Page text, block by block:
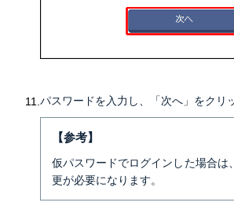
パスワードを入力し、「次へ」をクリ
【参考】
仮パスワードでログインした場合は
更が必要になります。